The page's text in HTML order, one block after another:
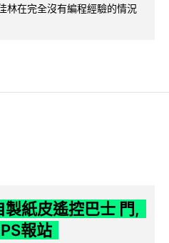
林在完全沒有編程經驗的情況
紙皮遙控巴士 門,
報站